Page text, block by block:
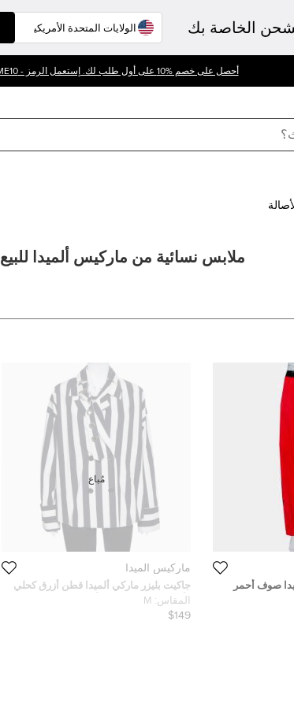
الخاصة بك
أحصل على خصم %10 على أول طلب لك. إستعمل الرمز - WELCOME10
ملابس نسائية من ماركيس ألميدا للبيع
صوف أحمر
مزين مقاس
ماركيس ألميدا
جاكيت بليزر ماركي ألميدا قطن أزرق كحلي
وأبيض مخطط بصفين أزرار وحزام مقاس
متوسط - ميديوم
المقاس: M
$149
مُباع